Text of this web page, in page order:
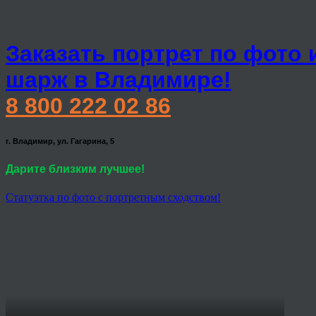
Заказать портрет по фото
шарж в Владимире!
8 800 222 02 86
г. Владимир, ул. Гагарина, 5
Дарите близким лучшее!
Статуэтка по фото с портретным сходством!